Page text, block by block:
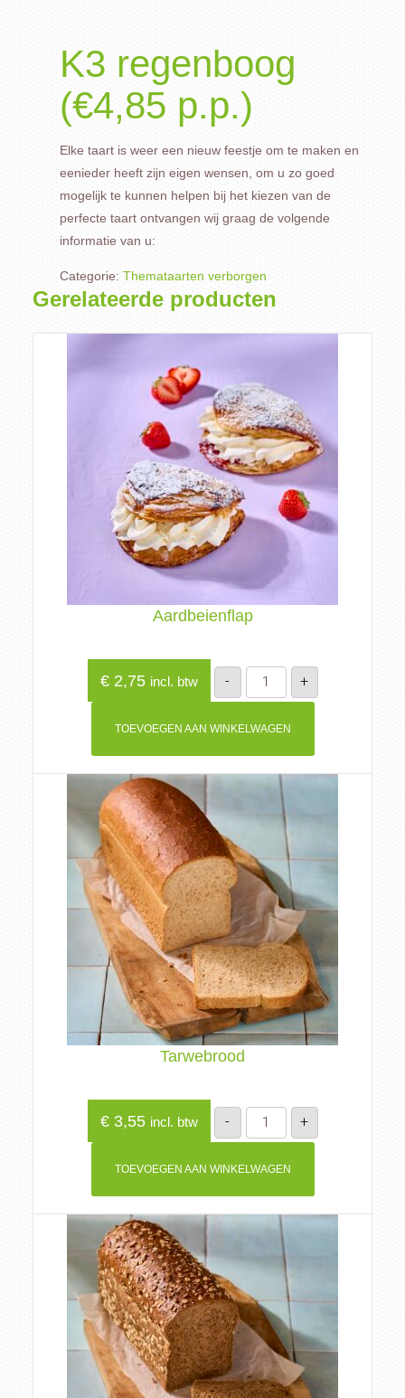
K3 regenboog
(€4,85 p.p.)
Elke taart is weer een nieuw feestje om te maken en
eenieder heeft zijn eigen wensen, om u zo goed
mogelijk te kunnen helpen bij het kiezen van de
perfecte taart ontvangen wij graag de volgende
informatie van u:
Categorie: Themataarten verborgen
Gerelateerde producten
Aardbeienflap
€2,75 incl. btw -
Aardbeienflap
aantal
+
TOEVOEGEN AAN WINKELWAGEN
Tarwebrood
€3,55 incl. btw -
Tarwebrood
aantal
+
TOEVOEGEN AAN WINKELWAGEN